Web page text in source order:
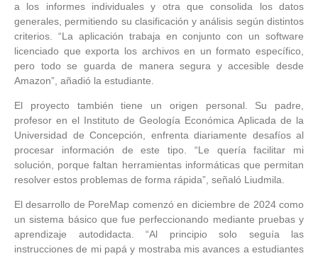
a los informes individuales y otra que consolida los datos
generales, permitiendo su clasificación y análisis según distintos
criterios. “La aplicación trabaja en conjunto con un software
licenciado que exporta los archivos en un formato específico,
pero todo se guarda de manera segura y accesible desde
Amazon”, añadió la estudiante.
El proyecto también tiene un origen personal. Su padre,
profesor en el Instituto de Geología Económica Aplicada de la
Universidad de Concepción, enfrenta diariamente desafíos al
procesar información de este tipo. “Le quería facilitar mi
solución, porque faltan herramientas informáticas que permitan
resolver estos problemas de forma rápida”, señaló Liudmila.
El desarrollo de PoreMap comenzó en diciembre de 2024 como
un sistema básico que fue perfeccionando mediante pruebas y
aprendizaje autodidacta. “Al principio solo seguía las
instrucciones de mi papá y mostraba mis avances a estudiantes